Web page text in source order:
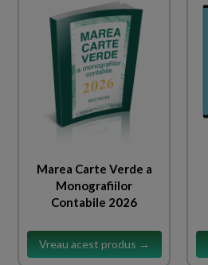
Marea Carte Verde a
Monografiilor
Contabile 2026
Vreau acest produs →